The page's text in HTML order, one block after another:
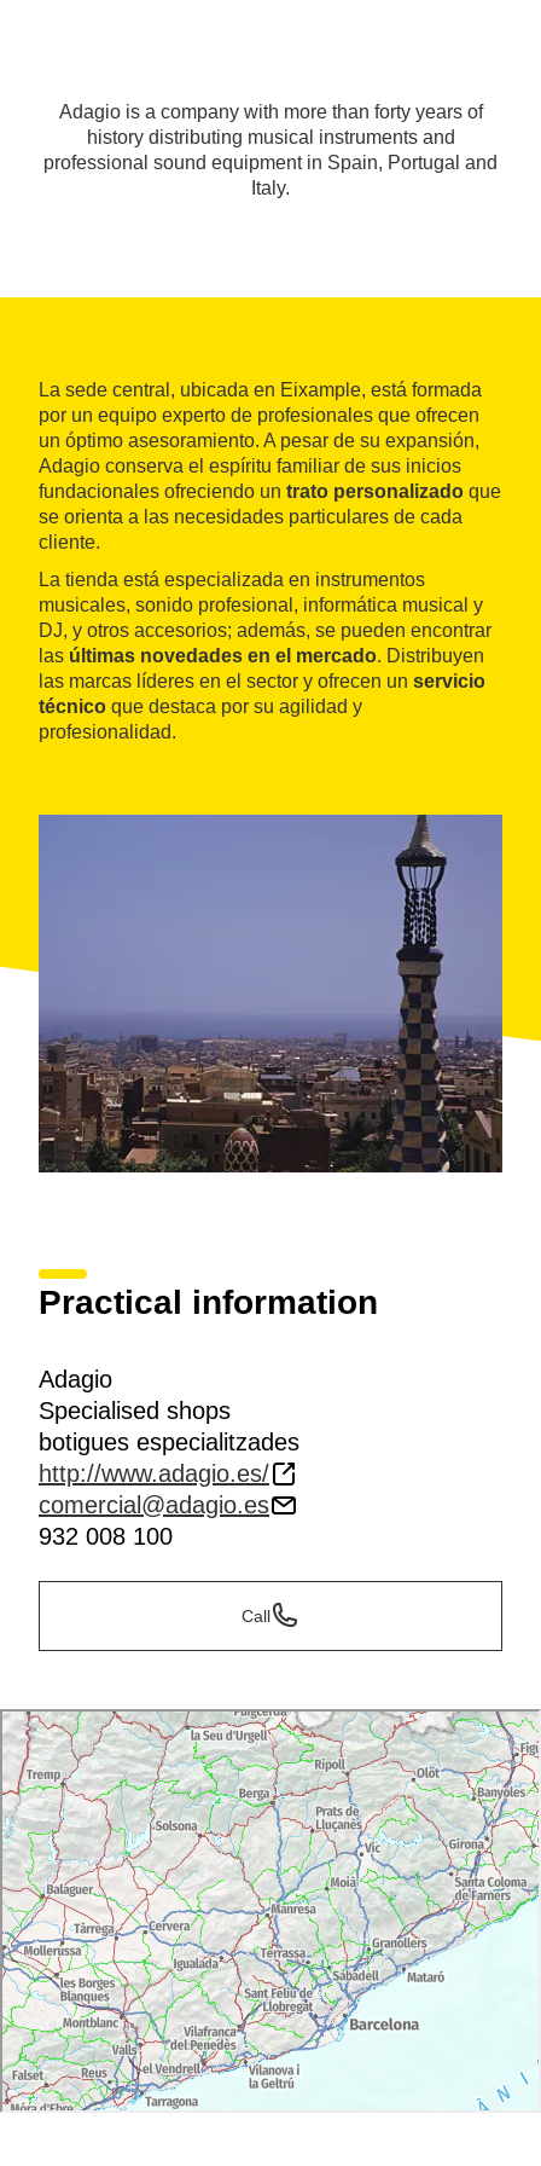
Adagio is a company with more than forty years of
history distributing musical instruments and
professional sound equipment in Spain, Portugal and
Italy.
La sede central, ubicada en Eixample, está formada
por un equipo experto de profesionales que ofrecen
un óptimo asesoramiento. A pesar de su expansión,
Adagio conserva el espíritu familiar de sus inicios
fundacionales ofreciendo un trato personalizado que
se orienta a las necesidades particulares de cada
cliente.
La tienda está especializada en instrumentos
musicales, sonido profesional, informática musical y
DJ, y otros accesorios; además, se pueden encontrar
las últimas novedades en el mercado. Distribuyen
las marcas líderes en el sector y ofrecen un servicio
técnico que destaca por su agilidad y
profesionalidad.
Practical information
Adagio
Specialised shops
botigues especialitzades
http://www.adagio.es/
comercial@adagio.es
932 008 100
Call